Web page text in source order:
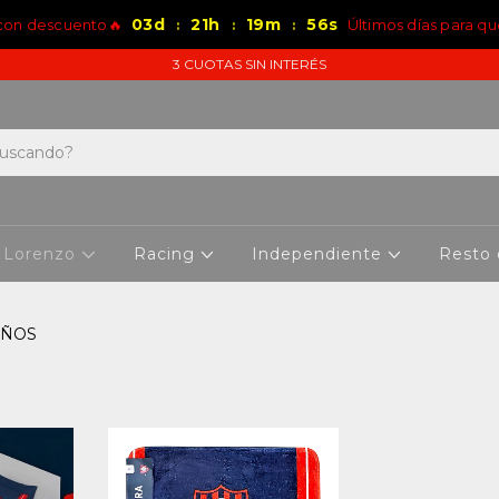
descuento🔥 03d : 21h : 19m : 56s Últimos días para
3 CUOTAS SIN INTERÉS
Lorenzo Racing Independiente Resto